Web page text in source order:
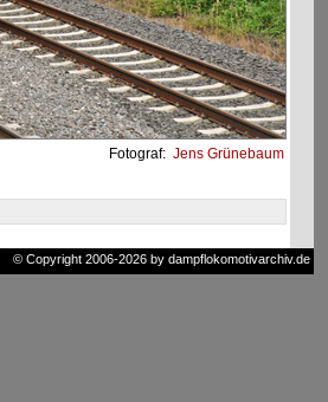
Fotograf: Jens Grünebaum
© Copyright 2006-2026 by dampflokomotivarchiv.de